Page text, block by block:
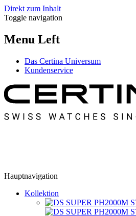
Direkt zum Inhalt
Toggle navigation
Menu Left
Das Certina Universum
Kundenservice
Hauptnavigation
Kollektion